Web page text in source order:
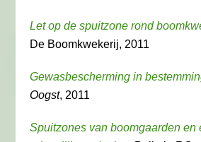
Let op de spuitzone rond
De Boomkwekerij, 2011
Gewasbescherming in
Oogst, 2011
Spuitzones van boomgaarden en